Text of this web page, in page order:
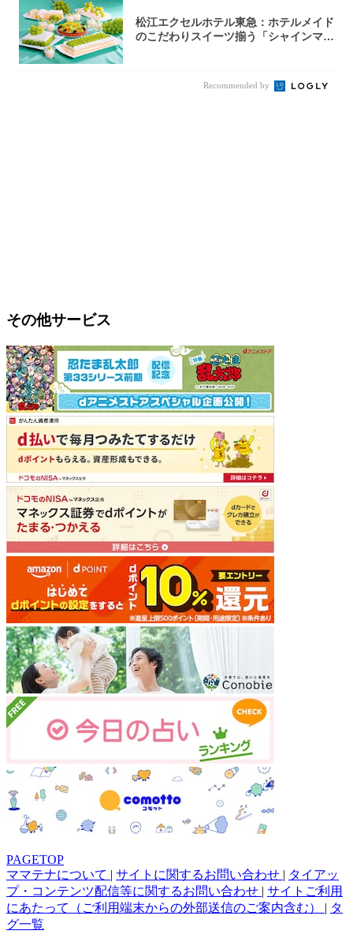
松江エクセルホテル東急：ホテルメイド
のこだわりスイーツ揃う「シャインマス
Recommended by
その他サービス
PAGETOP
ママテナについて | サイトに関するお問い合わせ | タイアッ
プ・コンテンツ配信等に関するお問い合わせ | サイトご利用
にあたって（ご利用端末からの外部送信のご案内含む） | タ
グ一覧